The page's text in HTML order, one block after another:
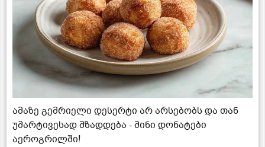
ამაზე გემრიელი დესერტი არ არსებობს და თან
უმარტივესად მზადდება - მინი დონატები
აეროგრილში!